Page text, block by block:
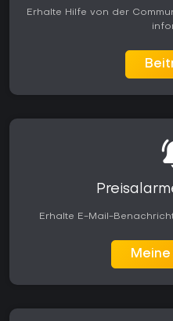
Erhalte Hilfe von der
Erhalte E-Mail-